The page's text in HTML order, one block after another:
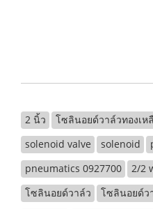
2 นิ้ว โซลินอยด์วาล์วทองเห
solenoid valve
solenoid
pneumatics 0927700
2/2
โซลินอยด์วาล์ว
โซลินอยด์ว